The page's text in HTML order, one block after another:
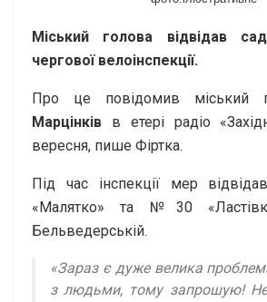
Міський голова відвідав
чергової велоінспекції.
Про це повідомив міський
Марцінків в етері радіо
вересня, пише Фіртка.
Під час інспекції мер
«Малятко» та №30
Бельведерській.
«Зараз є дуже велика
з людьми, тому запрошую!